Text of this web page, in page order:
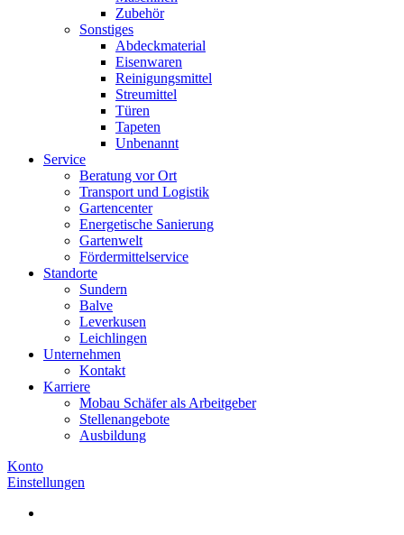
Zubehör
Sonstiges
Abdeckmaterial
Eisenwaren
Reinigungsmittel
Streumittel
Türen
Tapeten
Unbenannt
Service
Beratung vor Ort
Transport und Logistik
Gartencenter
Energetische Sanierung
Gartenwelt
Fördermittelservice
Standorte
Sundern
Balve
Leverkusen
Leichlingen
Unternehmen
Kontakt
Karriere
Mobau Schäfer als Arbeitgeber
Stellenangebote
Ausbildung
Konto
Einstellungen